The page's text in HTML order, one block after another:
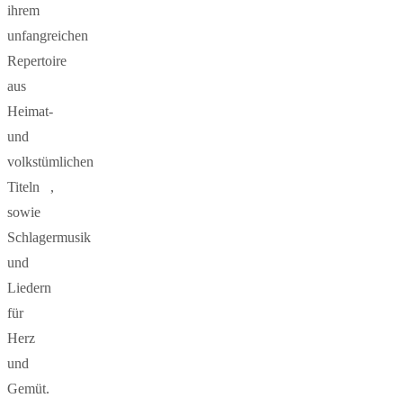
ihrem
unfangreichen
Repertoire
aus
Heimat-
und
volkstümlichen
Titeln ,
sowie
Schlagermusik
und
Liedern
für
Herz
und
Gemüt.